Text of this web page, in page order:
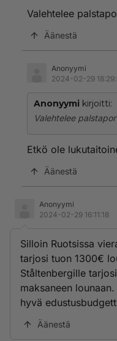
Valehtelee
Äänestä
Anonyymi
2024-02-29
Anonyymi kirjoitti:
Valehtelee
Etkö ole
Äänestä
Anonyymi
2024-02-29 16:11:18
Silloin Ruotsissa
tarjosi tuon 1300€
Ståltenbergille
maksaneen
hyvä
Äänestä